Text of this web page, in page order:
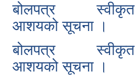
बोलपत्र स्वीकृत
आशयको सूचना ।
बोलपत्र स्वीकृत
आशयको सूचना ।